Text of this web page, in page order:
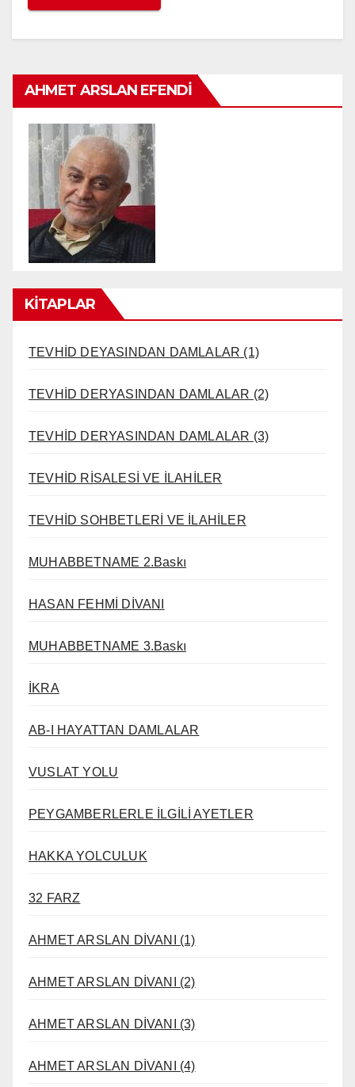
AHMET ARSLAN EFENDI
KİTAPLAR
TEVHİD DEYASINDAN DAMLALAR (1)
TEVHİD DERYASINDAN DAMLALAR (2)
TEVHİD DERYASINDAN DAMLALAR (3)
TEVHİD RİSALESİ VE İLAHİLER
TEVHİD SOHBETLERİ VE İLAHİLER
MUHABBETNAME 2.Baskı
HASAN FEHMİ DİVANI
MUHABBETNAME 3.Baskı
İKRA
AB-I HAYATTAN DAMLALAR
VUSLAT YOLU
PEYGAMBERLERLE İLGİLİ AYETLER
HAKKA YOLCULUK
32 FARZ
AHMET ARSLAN DİVANI (1)
AHMET ARSLAN DİVANI (2)
AHMET ARSLAN DİVANI (3)
AHMET ARSLAN DİVANI (4)